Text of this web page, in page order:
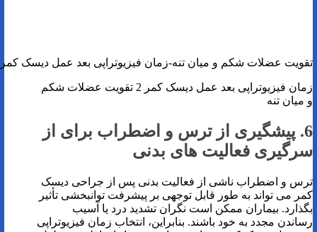
تقویت عضلات شکم و میان تنه-زمان فیزیوتراپی بعد عمل دیسک
زمان فیزیوتراپی بعد عمل دیسک کمر 2 تقویت عضلات شکم
و میان تنه
6. پیشگیری از ترس و اضطراب برای از
سرگیری فعالیت های بدنی
ترس و اضطراب ناشی از فعالیت بدنی پس از جراحی دیسک
کمر می تواند به طور قابل توجهی بر پیشرفت توانبخشی تأثیر
بگذارد. بیماران ممکن است نگران تشدید درد یا آسیب
رساندن مجدد به خود باشند. بنابراین، انتخاب زمان فیزیوتراپی